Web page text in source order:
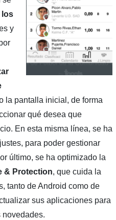
los
y
la pantalla inicial, de forma
qué desea que
En esta misma línea, se ha
para poder gestionar
último, se ha optimizado la
& Protection, que cuida la
tanto de Android como de
sus aplicaciones para
novedades.